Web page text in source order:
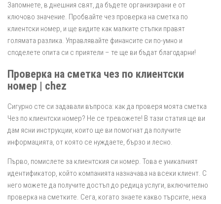
Запомнете, в днешния свят, да бъдете организирани е от
ключово значение. Пробвайте чез проверка на сметка по
клиентски номер, и ще видите как малките стъпки правят
голямата разлика. Управлявайте финансите си по-умно и
споделете опита си с приятели – те ще ви бъдат благодарни!
Проверка на сметка чез по клиентски
номер | chez
Сигурно сте си задавали въпроса: как да проверя моята сметка
Чез по клиентски номер? Не се тревожете! В тази статия ще ви
дам ясни инструкции, които ще ви помогнат да получите
информацията, от която се нуждаете, бързо и лесно.
Първо, помислете за клиентския си номер. Това е уникалният
идентификатор, който компанията назначава на всеки клиент. С
него можете да получите достъп до редица услуги, включително
проверка на сметките. Сега, когато знаете какво търсите, нека